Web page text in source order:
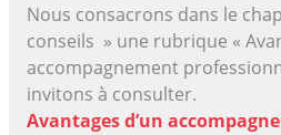
Nous consacrons dans le
conseils » une rubrique «
accompagnement
invitons à consulter.
Avantages d’un